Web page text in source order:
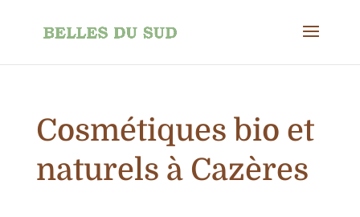
Cosmétiques bio et
naturels à Cazères